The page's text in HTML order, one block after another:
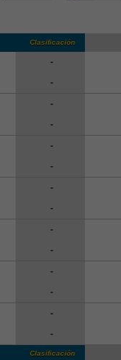
Clasificación
-
-
-
-
-
-
-
-
-
-
-
-
-
-
Clasificación